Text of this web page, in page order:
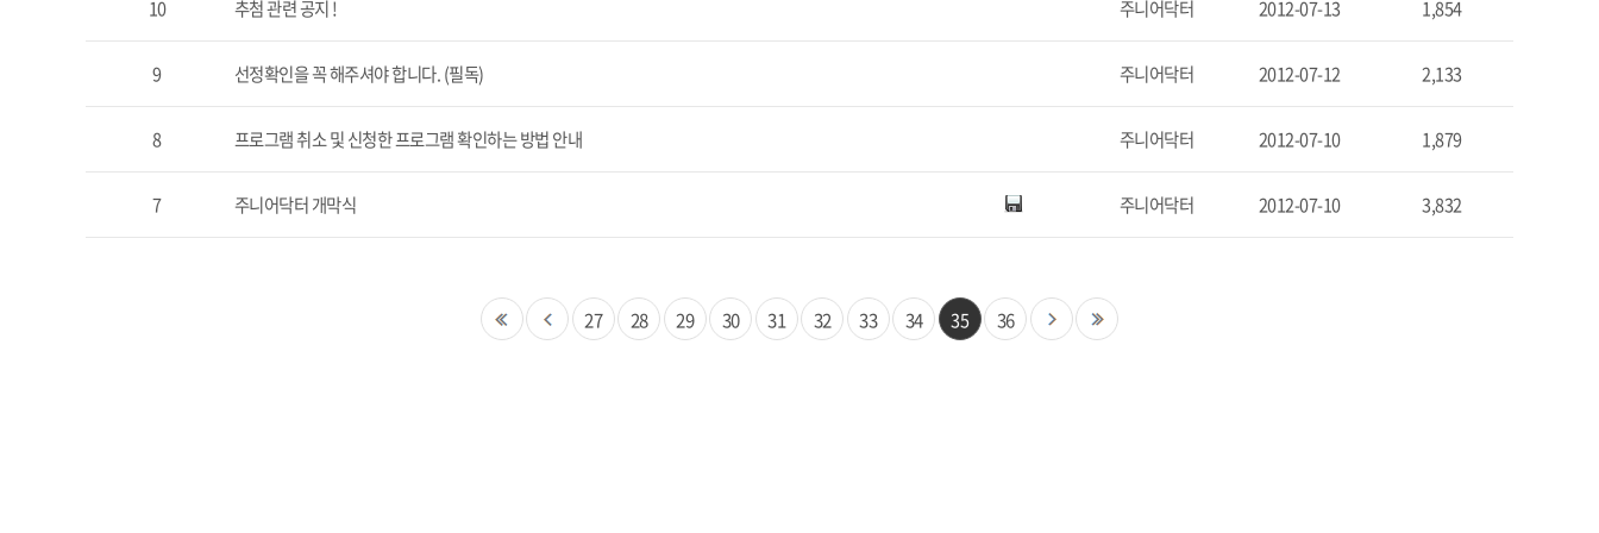
10 추첨 관련 공지 ! 주니어닥터 2012-07-13 1,854
9 선정확인을 꼭 해주셔야 합니다. (필독) 주니어닥터 2012-07-12 2,133
8 프로그램 취소 및 신청한 프로그램 확인하는 방법 안내 주니어닥터 2012-07-10 1,879
7 주니어닥터 개막식 주니어닥터 2012-07-10 3,832
27 28 29 30 31 32 33 34 35 36